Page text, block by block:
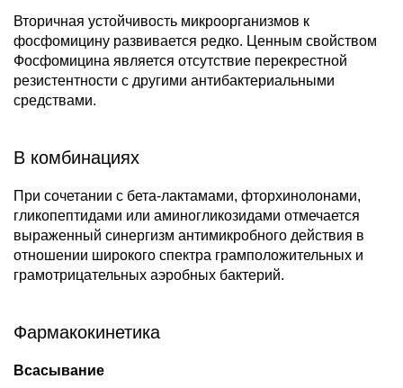
Вторичная устойчивость микроорганизмов к
фосфомицину развивается редко. Ценным свойством
Фосфомицина является отсутствие перекрестной
резистентности с другими антибактериальными
средствами.
В комбинациях
При сочетании с бета‑лактамами, фторхинолонами,
гликопептидами или аминогликозидами отмечается
выраженный синергизм антимикробного действия в
отношении широкого спектра грамположительных и
грамотрицательных аэробных бактерий.
Фармакокинетика
Всасывание